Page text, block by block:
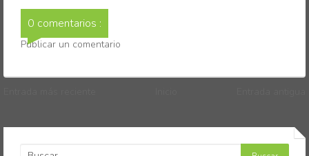
0 comentarios :
Publicar un comentario